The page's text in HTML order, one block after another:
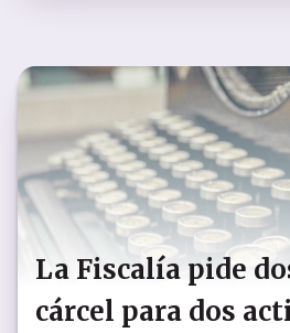
La Fiscalía pide
cárcel para dos